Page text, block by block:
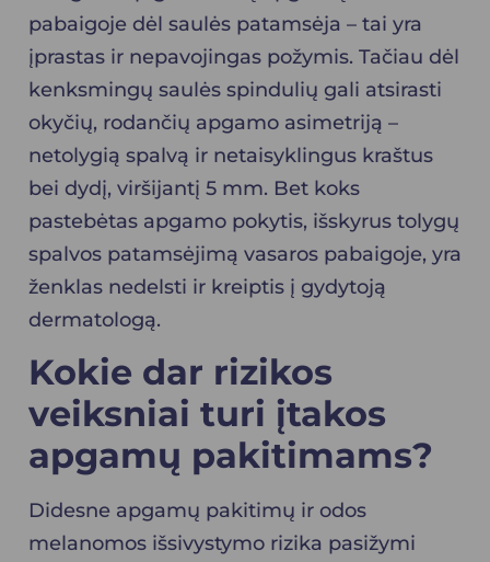
pabaigoje dėl saulės patamsėja – tai yra
įprastas ir nepavojingas požymis. Tačiau dėl
kenksmingų saulės spindulių gali atsirasti
okyčių, rodančių apgamo asimetriją –
netolygią spalvą ir netaisyklingus kraštus
bei dydį, viršijantį 5 mm. Bet koks
pastebėtas apgamo pokytis, išskyrus tolygų
spalvos patamsėjimą vasaros pabaigoje, yra
ženklas nedelsti ir kreiptis į gydytoją
dermatologą.
Kokie dar rizikos
veiksniai turi įtakos
apgamų pakitimams?
Didesne apgamų pakitimų ir odos
melanomos išsivystymo rizika pasižymi